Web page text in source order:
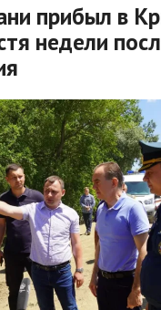
прибыл в
недели